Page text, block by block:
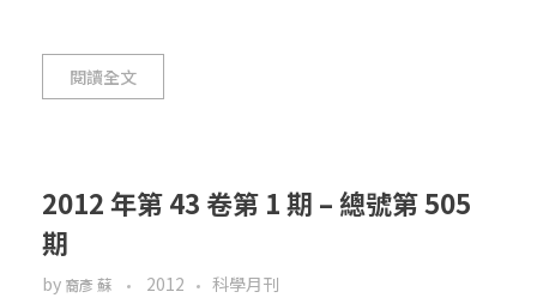
閱讀全文
2012 年第 43 卷第 1 期 – 總號第 505
期
by 裔彥 蘇 2012 科學月刊